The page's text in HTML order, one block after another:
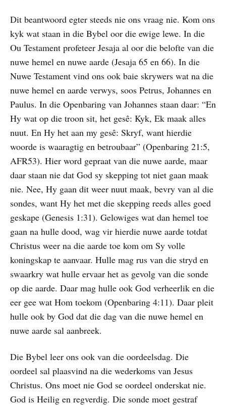
Dit beantwoord egter steeds nie ons vraag nie. Kom ons
kyk wat staan in die Bybel oor die ewige lewe. In die
Ou Testament profeteer Jesaja al oor die belofte van die
nuwe hemel en nuwe aarde (Jesaja 65 en 66). In die
Nuwe Testament vind ons ook baie skrywers wat na die
nuwe hemel en aarde verwys, soos Petrus, Johannes en
Paulus. In die Openbaring van Johannes staan daar: “En
Hy wat op die troon sit, het gesê: Kyk, Ek maak alles
nuut. En Hy het aan my gesê: Skryf, want hierdie
woorde is waaragtig en betroubaar” (Openbaring 21:5,
AFR53). Hier word gepraat van die nuwe aarde, maar
daar staan nie dat God sy skepping tot niet gaan maak
nie. Nee, Hy gaan dit weer nuut maak, bevry van al die
sondes, want Hy het met die skepping reeds alles goed
geskape (Genesis 1:31). Gelowiges wat dan hemel toe
gaan na hulle dood, wag vir hierdie nuwe aarde totdat
Christus weer na die aarde toe kom om Sy volle
koningskap te aanvaar. Hulle mag rus van die stryd en
swaarkry wat hulle ervaar het as gevolg van die sonde
op die aarde. Daar mag hulle ook God verheerlik en die
eer gee wat Hom toekom (Openbaring 4:11). Daar pleit
hulle ook by God dat die dag van die nuwe hemel en
nuwe aarde sal aanbreek.
Die Bybel leer ons ook van die oordeelsdag. Die
oordeel sal plaasvind na die wederkoms van Jesus
Christus. Ons moet nie God se oordeel onderskat nie.
God is Heilig en regverdig. Die sonde moet gestraf